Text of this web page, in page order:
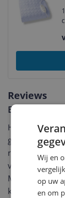
Reviews
Er zijn nog
Heb jij dit
geven? Start
review.
van een review
Met jouw
keuze te
Wij en
op uw
en om